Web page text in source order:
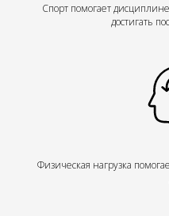
Спорт помогает
достигать
Физическая нагрузка